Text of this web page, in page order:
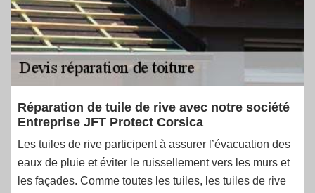
Réparation de tuile de rive avec notre société
Entreprise JFT Protect Corsica
Les tuiles de rive participent à assurer l’évacuation des
eaux de pluie et éviter le ruissellement vers les murs et
les façades. Comme toutes les tuiles, les tuiles de rive